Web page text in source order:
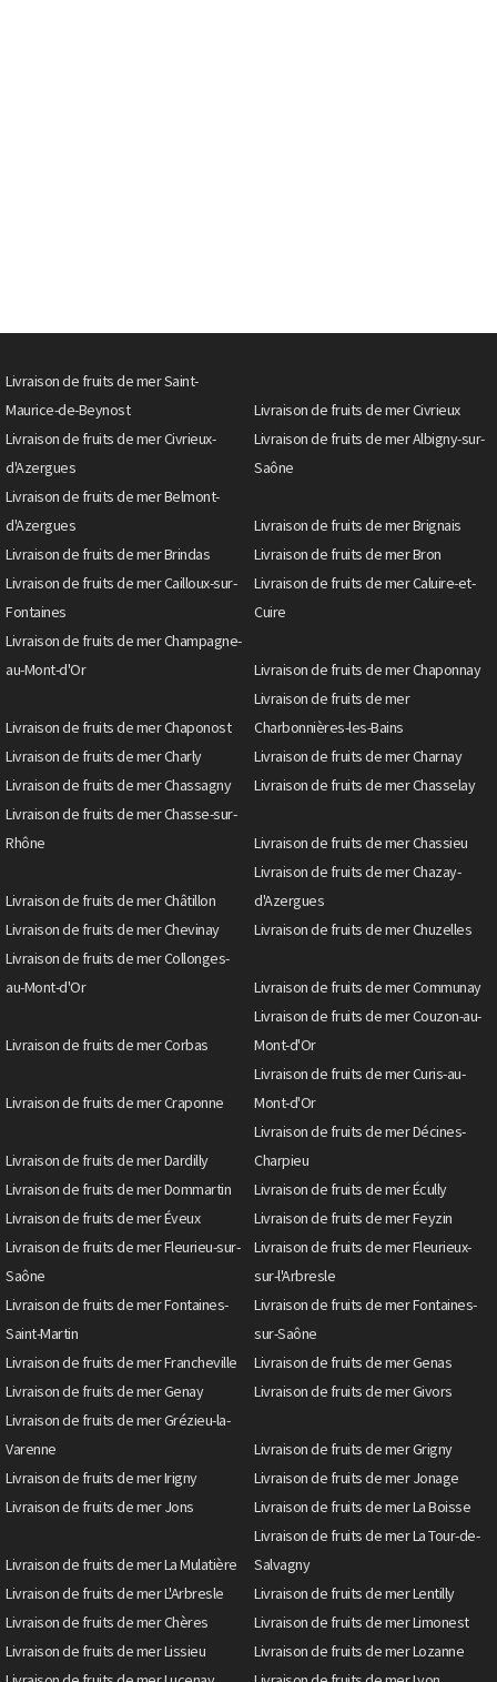
Livraison de fruits de mer Saint-
Maurice-de-Beynost
Livraison de fruits de mer Civrieux
Livraison de fruits de mer Civrieux-
d'Azergues
Livraison de fruits de mer Albigny-sur-
Saône
Livraison de fruits de mer Belmont-
d'Azergues
Livraison de fruits de mer Brignais
Livraison de fruits de mer Brindas
Livraison de fruits de mer Bron
Livraison de fruits de mer Cailloux-sur-
Fontaines
Livraison de fruits de mer Caluire-et-
Cuire
Livraison de fruits de mer Champagne-
au-Mont-d'Or
Livraison de fruits de mer Chaponnay
Livraison de fruits de mer Chaponost
Livraison de fruits de mer
Charbonnières-les-Bains
Livraison de fruits de mer Charly
Livraison de fruits de mer Charnay
Livraison de fruits de mer Chassagny
Livraison de fruits de mer Chasselay
Livraison de fruits de mer Chasse-sur-
Rhône
Livraison de fruits de mer Chassieu
Livraison de fruits de mer Châtillon
Livraison de fruits de mer Chazay-
d'Azergues
Livraison de fruits de mer Chevinay
Livraison de fruits de mer Chuzelles
Livraison de fruits de mer Collonges-
au-Mont-d'Or
Livraison de fruits de mer Communay
Livraison de fruits de mer Corbas
Livraison de fruits de mer Couzon-au-
Mont-d'Or
Livraison de fruits de mer Craponne
Livraison de fruits de mer Curis-au-
Mont-d'Or
Livraison de fruits de mer Dardilly
Livraison de fruits de mer Décines-
Charpieu
Livraison de fruits de mer Dommartin
Livraison de fruits de mer Écully
Livraison de fruits de mer Éveux
Livraison de fruits de mer Feyzin
Livraison de fruits de mer Fleurieu-sur-
Saône
Livraison de fruits de mer Fleurieux-
sur-l'Arbresle
Livraison de fruits de mer Fontaines-
Saint-Martin
Livraison de fruits de mer Fontaines-
sur-Saône
Livraison de fruits de mer Francheville
Livraison de fruits de mer Genas
Livraison de fruits de mer Genay
Livraison de fruits de mer Givors
Livraison de fruits de mer Grézieu-la-
Varenne
Livraison de fruits de mer Grigny
Livraison de fruits de mer Irigny
Livraison de fruits de mer Jonage
Livraison de fruits de mer Jons
Livraison de fruits de mer La Boisse
Livraison de fruits de mer La Mulatière
Livraison de fruits de mer La Tour-de-
Salvagny
Livraison de fruits de mer L'Arbresle
Livraison de fruits de mer Lentilly
Livraison de fruits de mer Chères
Livraison de fruits de mer Limonest
Livraison de fruits de mer Lissieu
Livraison de fruits de mer Lozanne